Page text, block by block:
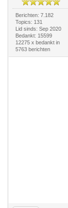
Berichten: 7.182
Topics: 131
Lid sinds: Sep 2020
Bedankt: 15599
12275 x bedankt in
5763 berichten